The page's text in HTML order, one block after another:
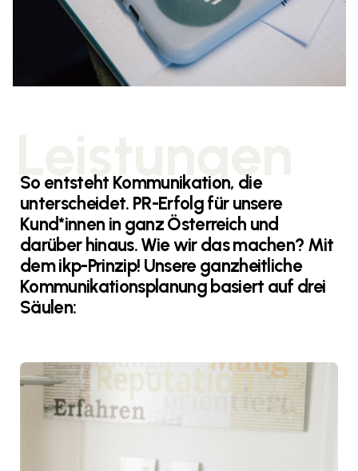
So entsteht Kommunikation, die
unterscheidet. PR-Erfolg für unsere
Kund*innen in ganz Österreich und
darüber hinaus. Wie wir das machen? Mit
dem ikp-Prinzip! Unsere ganzheitliche
Kommunikationsplanung basiert auf drei
Säulen: